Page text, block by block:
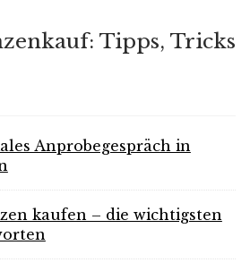
Tipps, Tricks
Anprobegespräch in
kaufen – die wichtigsten